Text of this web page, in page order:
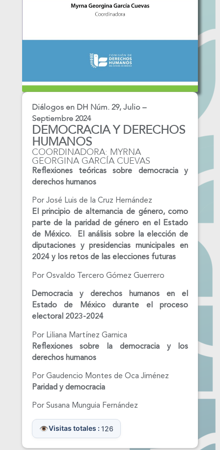
Diálogos en DH Núm. 29, Julio –
Septiembre 2024
DEMOCRACIA Y DERECHOS
HUMANOS
COORDINADORA: MYRNA
GEORGINA GARCÍA CUEVAS
Reflexiones teóricas sobre democracia y
derechos humanos
Por José Luis de la Cruz Hernández
El principio de alternancia de género, como
parte de la paridad de género en el Estado
de México. El análisis sobre la elección de
diputaciones y presidencias municipales en
2024 y los retos de las elecciones futuras
Por Osvaldo Tercero Gómez Guerrero
Democracia y derechos humanos en el
Estado de México durante el proceso
electoral 2023-2024
Por Liliana Martínez Garnica
Reflexiones sobre la democracia y los
derechos humanos
Por Gaudencio Montes de Oca Jiménez
Paridad y democracia
Por Susana Munguia Fernández
Visitas totales : 126